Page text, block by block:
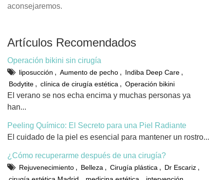
aconsejaremos.
Artículos Recomendados
Operación bikini sin cirugía
liposucción , Aumento de pecho , Indiba Deep Care ,
Bodytite , clínica de cirugía estética , Operación bikini
El verano se nos echa encima y muchas personas ya
han...
Peeling Químico: El Secreto para una Piel Radiante
El cuidado de la piel es esencial para mantener un rostro...
¿Cómo recuperarme después de una cirugía?
Rejuvenecimiento , Belleza , Cirugía plástica , Dr Escariz ,